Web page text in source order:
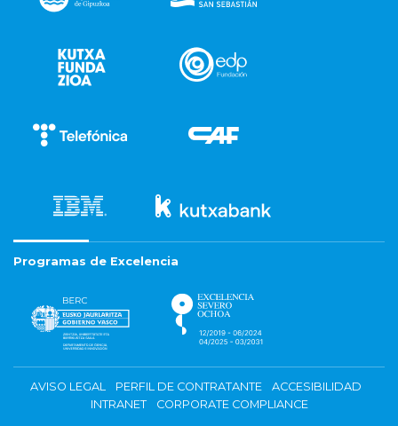
Programas de Excelencia
AVISO LEGAL PERFIL DE CONTRATANTE
ACCESIBILIDAD
INTRANET
CORPORATE COMPLIANCE